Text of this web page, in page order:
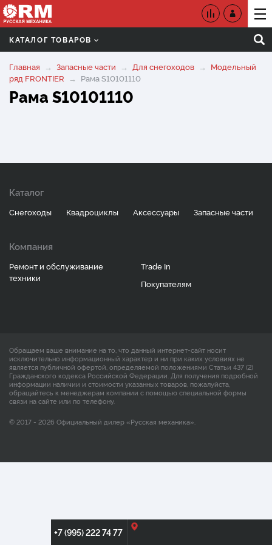
КАТАЛОГ ТОВАРОВ
Главная Запасные части Для снегоходов
Модельный
ряд FRONTIER
Рама S10101110
Рама S10101110
Каталог
Снегоходы Квадроциклы Аксессуары Запасные части
Компания
Ремонт и обслуживание
техники
Trade In
Покупателям
+7 (995) 222 74 77
Обращаем ваше внимание на то, что данный интернет-сайт носит
исключительно информационный характер и ни при каких условиях не
является публичной офертой, определяемой положениями Статьи 437 (2)
Гражданского кодекса Российской Федерации. Для получения подробной
информации наличии и стоимости указанных товаров, пожалуйста,
обращайтесь к менеджерам компании с помощью специальной формы
связи на сайте или по телефону.
© 2017 - 2026 Официальный дилер «Русская механика».